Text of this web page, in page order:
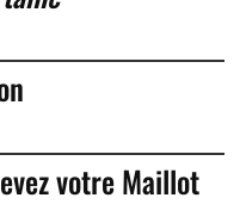
votre Maillot